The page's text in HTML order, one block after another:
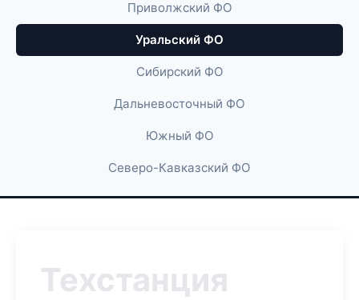
Приволжский ФО
Уральский ФО
Сибирский ФО
Дальневосточный ФО
Южный ФО
Северо-Кавказский ФО
Техстанция